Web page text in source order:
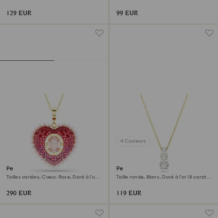
129 EUR 99 EUR
Pendentif Idyllia
Tailles variées, Cœur, Rose, Doré à l’or
290 EUR
4 Couleurs
Pendentif Stilla Attract
Taille ronde, Blanc, Doré à l’or 18 carats
119 EUR